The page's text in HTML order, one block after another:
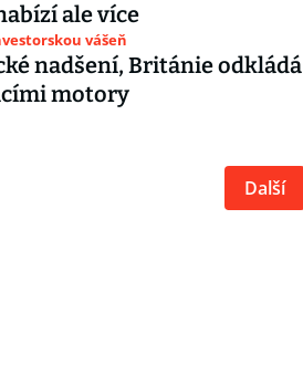
ale více
vášeň
nadšení, Británie odkládá
motory
Další